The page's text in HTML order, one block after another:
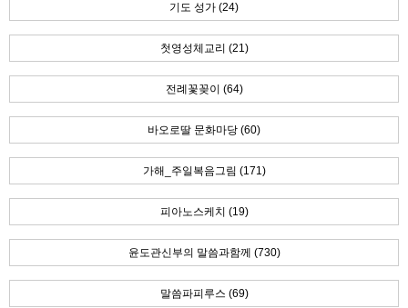
기도 성가 (24)
첫영성체교리 (21)
전례꽃꽂이 (64)
바오로딸 문화마당 (60)
가해_주일복음그림 (171)
피아노스케치 (19)
윤도관신부의 말씀과함께 (730)
말씀파피루스 (69)